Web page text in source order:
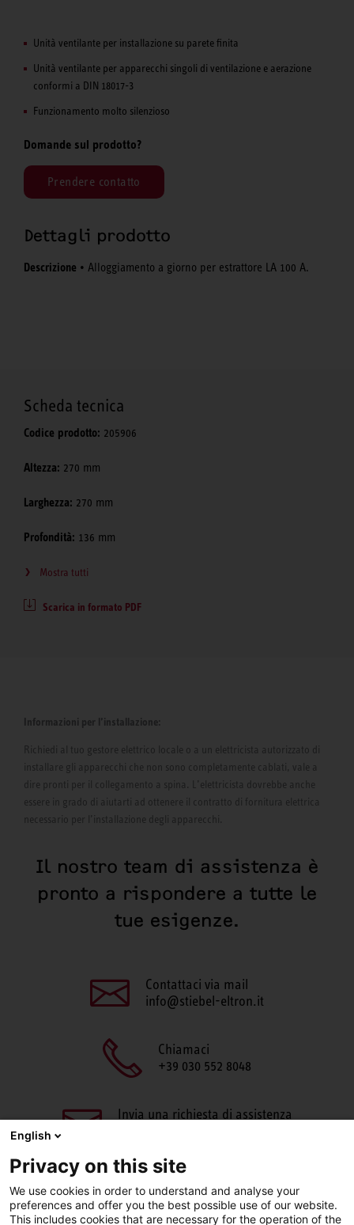
Unità ventilante per installazione su parete finita
Unità ventilante per apparecchi singoli di ventilazione e aerazione
conformi a DIN 18017-3
Funzionamento molto silenzioso
Domande sul prodotto?
Prendere contatto
Dettagli prodotto
Descrizione • Alloggiamento a giorno per estrattore LA 100 A.
Scheda tecnica
Codice prodotto: 205906
Altezza: 270 mm
Larghezza: 270 mm
Profondità: 136 mm
Mostra tutti
Scarica in formato PDF
Informazioni per l’installazione:
Richiedi al tuo gestore elettrico locale o a un elettricista autorizzato di
installare gli apparecchi che non sono completamente cablati, vale a
dire pronti per il collegamento a spina. L’elettricista dovrebbe anche
essere in grado di aiutarti ad ottenere il contratto di fornitura elettrica
necessario per l’installazione degli apparecchi.
Il nostro team di assistenza è
pronto a rispondere a tutte le
tue esigenze.
Contattaci via mail
info@stiebel-eltron.it
Chiamaci
+39 030 552 8048
Invia una richiesta di assistenza
English
Privacy on this site
We use cookies in order to understand and analyse your
preferences and offer you the best possible use of our website.
This includes cookies that are necessary for the operation of the